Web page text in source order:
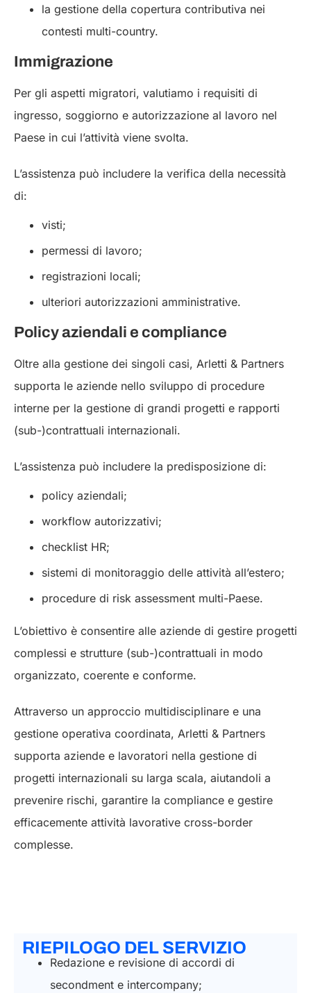
la gestione della copertura contributiva nei
contesti multi-country.
Immigrazione
Per gli aspetti migratori, valutiamo i requisiti di
ingresso, soggiorno e autorizzazione al lavoro nel
Paese in cui l’attività viene svolta.
L’assistenza può includere la verifica della necessità
di:
visti;
permessi di lavoro;
registrazioni locali;
ulteriori autorizzazioni amministrative.
Policy aziendali e compliance
Oltre alla gestione dei singoli casi, Arletti & Partners
supporta le aziende nello sviluppo di procedure
interne per la gestione di grandi progetti e rapporti
(sub-)contrattuali internazionali.
L’assistenza può includere la predisposizione di:
policy aziendali;
workflow autorizzativi;
checklist HR;
sistemi di monitoraggio delle attività all’estero;
procedure di risk assessment multi-Paese.
L’obiettivo è consentire alle aziende di gestire progetti
complessi e strutture (sub-)contrattuali in modo
organizzato, coerente e conforme.
Attraverso un approccio multidisciplinare e una
gestione operativa coordinata, Arletti & Partners
supporta aziende e lavoratori nella gestione di
progetti internazionali su larga scala, aiutandoli a
prevenire rischi, garantire la compliance e gestire
efficacemente attività lavorative cross-border
complesse.
RIEPILOGO DEL SERVIZIO
Redazione e revisione di accordi di
secondment e intercompany;